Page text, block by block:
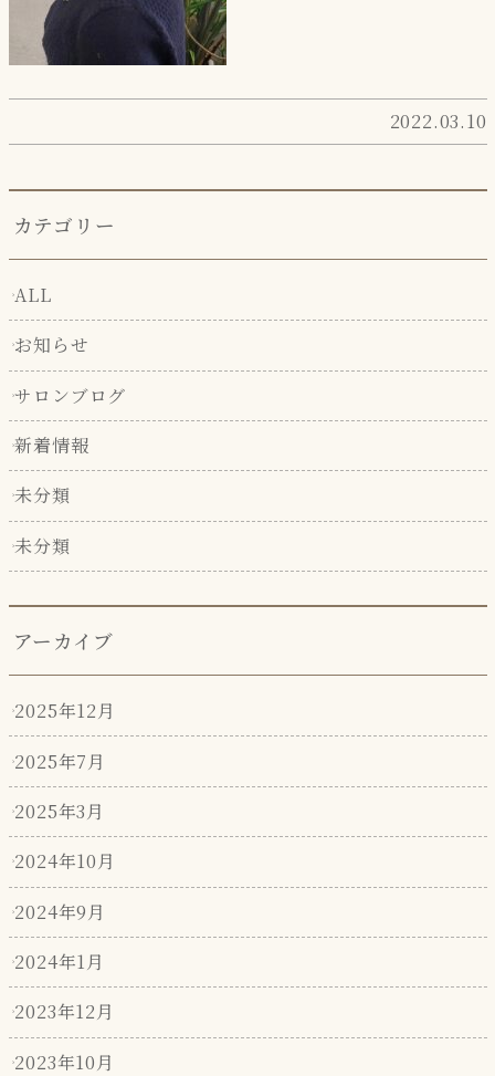
2022.03.10
カテゴリー
ALL
お知らせ
サロンブログ
新着情報
未分類
未分類
アーカイブ
2025年12月
2025年7月
2025年3月
2024年10月
2024年9月
2024年1月
2023年12月
2023年10月